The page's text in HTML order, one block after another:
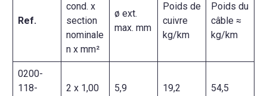
Ref.
cond. x
section
nominale
n x mm²
ø ext.
max. mm
Poids de
cuivre
kg/km
Poids du
câble ≈
kg/km
0200-
118-
2 x 1,00 5,9 19,2 54,5